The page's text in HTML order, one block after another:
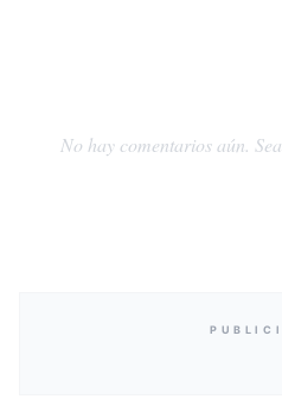
No hay comentarios aún.